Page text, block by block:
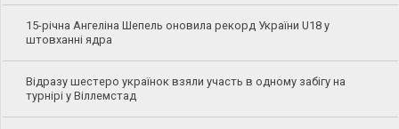
15-річна Ангеліна Шепель оновила рекорд України U18 у
штовханні ядра
Відразу шестеро українок взяли участь в одному забігу на
турнірі у Віллемстад